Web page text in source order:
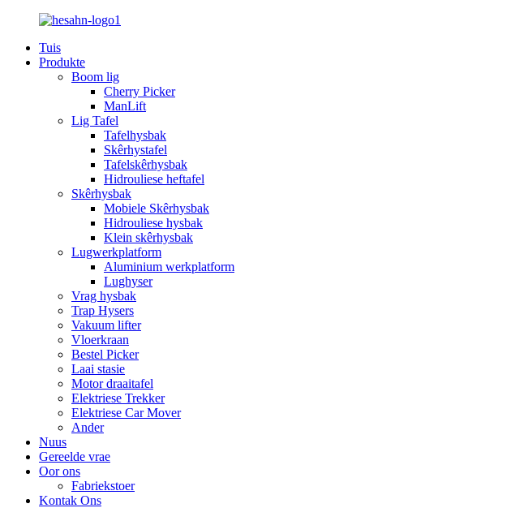
Tuis
Produkte
Boom lig
Cherry Picker
ManLift
Lig Tafel
Tafelhysbak
Skêrhystafel
Tafelskêrhysbak
Hidrouliese heftafel
Skêrhysbak
Mobiele Skêrhysbak
Hidrouliese hysbak
Klein skêrhysbak
Lugwerkplatform
Aluminium werkplatform
Lughyser
Vrag hysbak
Trap Hysers
Vakuum lifter
Vloerkraan
Bestel Picker
Laai stasie
Motor draaitafel
Elektriese Trekker
Elektriese Car Mover
Ander
Nuus
Gereelde vrae
Oor ons
Fabriekstoer
Kontak Ons